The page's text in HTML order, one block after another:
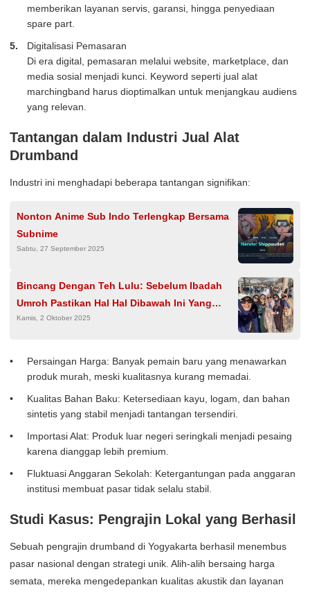
memberikan layanan servis, garansi, hingga penyediaan
spare part.
Digitalisasi Pemasaran
Di era digital, pemasaran melalui website, marketplace, dan
media sosial menjadi kunci. Keyword seperti jual alat
marchingband harus dioptimalkan untuk menjangkau audiens
yang relevan.
Tantangan dalam Industri Jual Alat
Drumband
Industri ini menghadapi beberapa tantangan signifikan:
Nonton Anime Sub Indo Terlengkap Bersama
Subnime
Sabtu, 27 September 2025
Bincang Dengan Teh Lulu: Sebelum Ibadah
Umroh Pastikan Hal Hal Dibawah Ini Yang
Kadang Dilupakan
Kamis, 2 Oktober 2025
Persaingan Harga: Banyak pemain baru yang menawarkan
produk murah, meski kualitasnya kurang memadai.
Kualitas Bahan Baku: Ketersediaan kayu, logam, dan bahan
sintetis yang stabil menjadi tantangan tersendiri.
Importasi Alat: Produk luar negeri seringkali menjadi pesaing
karena dianggap lebih premium.
Fluktuasi Anggaran Sekolah: Ketergantungan pada anggaran
institusi membuat pasar tidak selalu stabil.
Studi Kasus: Pengrajin Lokal yang Berhasil
Sebuah pengrajin drumband di Yogyakarta berhasil menembus
pasar nasional dengan strategi unik. Alih-alih bersaing harga
semata, mereka mengedepankan kualitas akustik dan layanan